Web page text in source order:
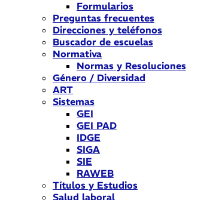
Formularios
Preguntas frecuentes
Direcciones y teléfonos
Buscador de escuelas
Normativa
Normas y Resoluciones
Género / Diversidad
ART
Sistemas
GEI
GEI PAD
IDGE
SIGA
SIE
RAWEB
Títulos y Estudios
Salud laboral